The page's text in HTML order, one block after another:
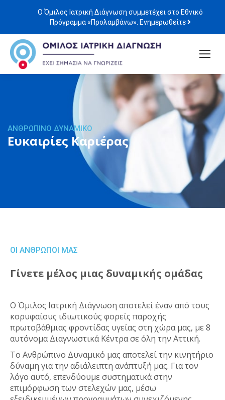
Ο Όμιλος Ιατρική Διάγνωση συμμετέχει στο Εθνικό
Πρόγραμμα «Προλαμβάνω». Ενημερωθείτε
ΑΝΘΡΩΠΙΝΟ ΔΥΝΑΜΙΚΟ
Ευκαιρίες Καριέρας
ΟΙ ΑΝΘΡΩΠΟΙ ΜΑΣ
Γίνετε μέλος μιας δυναμικής ομάδας
Ο Όμιλος Ιατρική Διάγνωση αποτελεί έναν από τους
κορυφαίους ιδιωτικούς φορείς παροχής
πρωτοβάθμιας φροντίδας υγείας στη χώρα μας, με 8
αυτόνομα Διαγνωστικά Κέντρα σε όλη την Αττική.
Το Ανθρώπινο Δυναμικό μας αποτελεί την κινητήριο
δύναμη για την αδιάλειπτη ανάπτυξή μας. Για τον
λόγο αυτό, επενδύουμε συστηματικά στην
επιμόρφωση των στελεχών μας, μέσω